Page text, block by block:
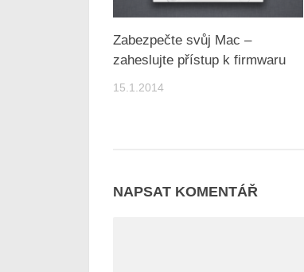
Zabezpečte svůj Mac –
zaheslujte přístup k firmwaru
15.1.2014
NAPSAT KOMENTÁŘ